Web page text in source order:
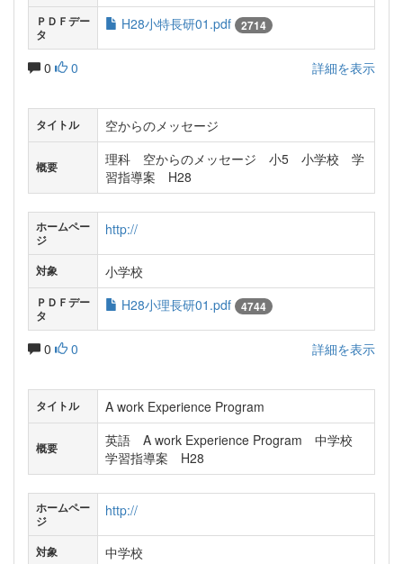
ＰＤＦデー
タ
H28小特長研01.pdf 2714
0 0 詳細を表示
タイトル 空からのメッセージ
概要
理科 空からのメッセージ 小5 小学校 学
習指導案 H28
ホームペー
ジ
http://
対象 小学校
ＰＤＦデー
タ
H28小理長研01.pdf 4744
0 0 詳細を表示
タイトル A work Experience Program
概要
英語 A work Experience Program 中学校
学習指導案 H28
ホームペー
ジ
http://
対象 中学校